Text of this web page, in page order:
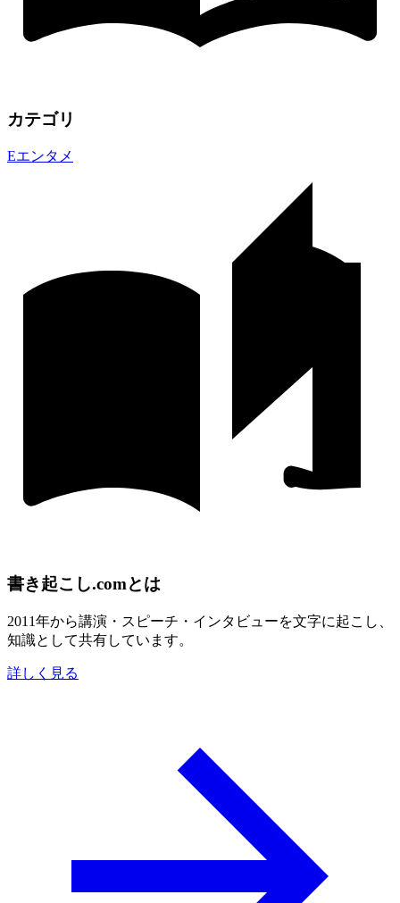
カテゴリ
Eエンタメ
書き起こし.comとは
2011年から講演・スピーチ・インタビューを文字に起こし、
知識として共有しています。
詳しく見る